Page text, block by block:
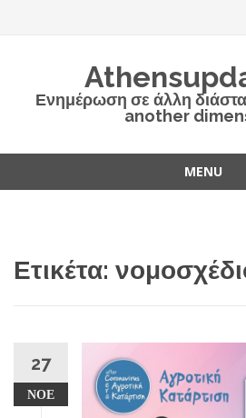
Ενημέρωση σε άλλη
another
MENU
Ετικέτα:
27
ΝΟΈ